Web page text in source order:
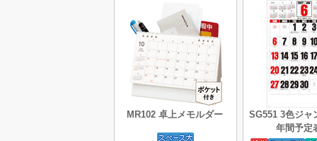
MR102 卓上メモルダー
SG551 3色ジ
年間予定